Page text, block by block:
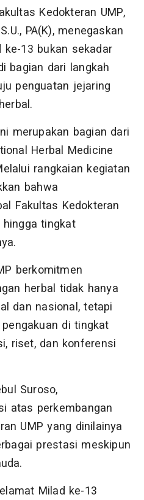
Kedokteran UMP,
PA(K), menegaskan
13 bukan sekadar
bagian dari langkah
penguatan jejaring
merupakan bagian dari
Herbal Medicine
rangkaian kegiatan
bahwa
Fakultas Kedokteran
tingkat
berkomitmen
herbal tidak hanya
dan nasional, tetapi
di tingkat
riset, dan konferensi
Suroso,
atas perkembangan
UMP yang dinilainya
prestasi meskipun
Milad ke-13